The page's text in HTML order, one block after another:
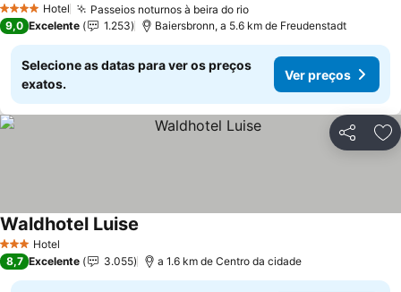
4 EstrelasHotel Passeios noturnos à beira do rio
9,0 Excelente 1.253 Baiersbronn, a 5.6 km de Freudenstadt
Selecione as datas para ver os preços
exatos.
Ver preços
Partilhar
3 EstrelasHotel
Waldhotel Luise
8,7 Excelente 3.055 a 1.6 km de Centro da cidade